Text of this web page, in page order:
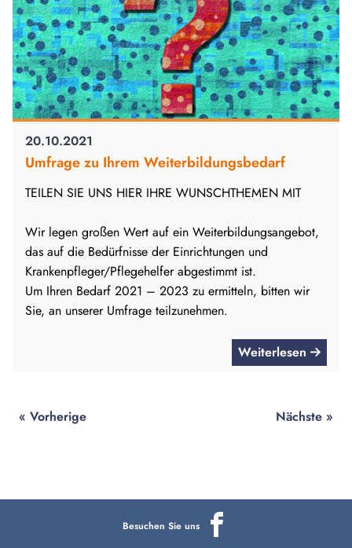
20.10.2021
Umfrage zu Ihrem Weiterbildungsbedarf
TEILEN SIE UNS HIER IHRE WUNSCHTHEMEN MIT
Wir legen großen Wert auf ein Weiterbildungsangebot,
das auf die Bedürfnisse der Einrichtungen und
Krankenpfleger/Pflegehelfer abgestimmt ist.
Um Ihren Bedarf 2021 – 2023 zu ermitteln, bitten wir
Sie, an unserer Umfrage teilzunehmen.
Weiterlesen
« Vorherige Nächste »
Besuchen Sie uns